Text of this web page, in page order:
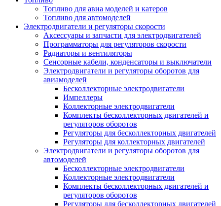
Топливо для авиа моделей и катеров
Топливо для автомоделей
Электродвигатели и регуляторы скорости
Аксессуары и запчасти для электродвигателей
Программаторы для регуляторов скорости
Радиаторы и вентиляторы
Сенсорные кабели, конденсаторы и выключатели
Электродвигатели и регуляторы оборотов для
авиамоделей
Бесколлекторные электродвигатели
Импеллеры
Коллекторные электродвигатели
Комплекты бесколлекторных двигателей и
регуляторов оборотов
Регуляторы для бесколлекторных двигателей
Регуляторы для коллекторных двигателей
Электродвигатели и регуляторы оборотов для
автомоделей
Бесколлекторные электродвигатели
Коллекторные электродвигатели
Комплекты бесколлекторных двигателей и
регуляторов оборотов
Регуляторы для бесколлекторных двигателей